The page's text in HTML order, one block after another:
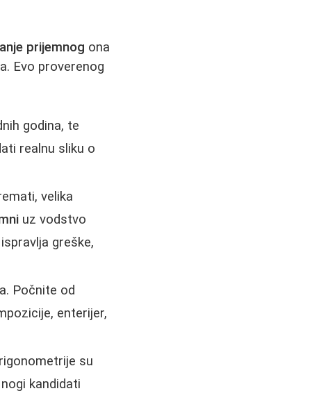
prijemnog ona
Evo proverenog
godina, te
realnu sliku o
velika
uz vodstvo
greške,
Počnite od
enterijer,
su
kandidati